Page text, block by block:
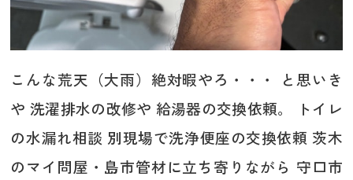
こんな荒天（大雨）絶対暇やろ・・・ と思いき
や 洗濯排水の改修や 給湯器の交換依頼。 トイレ
の水漏れ相談 別現場で洗浄便座の交換依頼 茨木
のマイ問屋・島市管材に立ち寄りながら 守口市